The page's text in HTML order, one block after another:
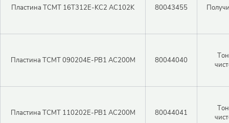
Пластина TCMT 16T312E-KC2 AC102K 80043455
Пластина TCMT 090204E-PB1 AC200M 80044040
Пластина TCMT 110202E-PB1 AC200M 80044041